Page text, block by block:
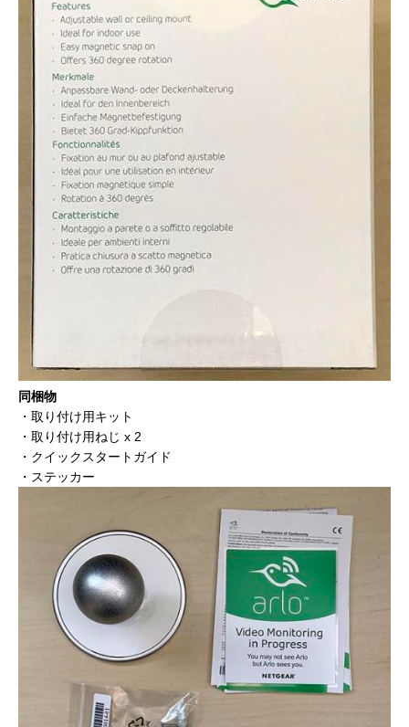
同梱物
・取り付け用キット
・取り付け用ねじ x 2
・クイックスタートガイド
・ステッカー